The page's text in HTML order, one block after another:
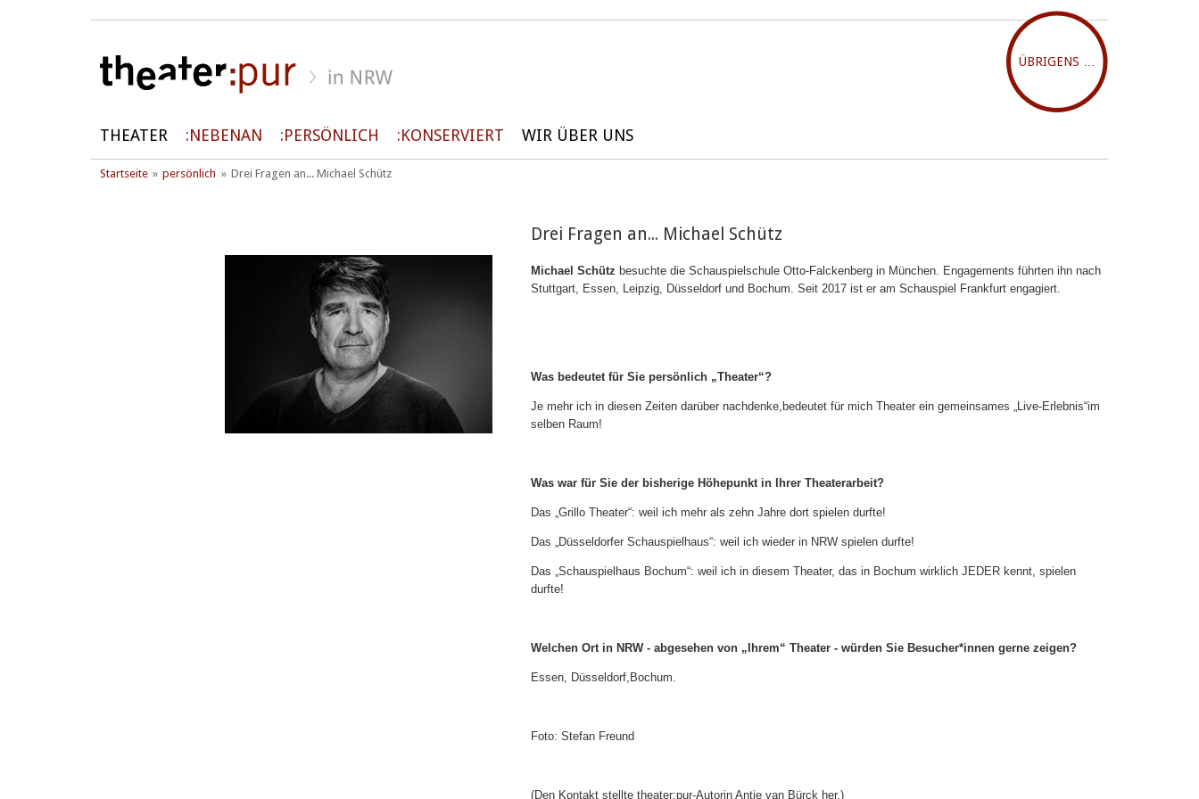
ÜBRIGENS …
THEATER NEBENAN PERSÖNLICH KONSERVIERT WIR ÜBER UNS
Startseite persönlich Drei Fragen an... Michael Schütz
Drei Fragen an... Michael Schütz
Michael Schütz besuchte die Schauspielschule Otto-Falckenberg in München. Engagements führten ihn nach
Stuttgart, Essen, Leipzig, Düsseldorf und Bochum. Seit 2017 ist er am Schauspiel Frankfurt engagiert.
Was bedeutet für Sie persönlich „Theater“?
Je mehr ich in diesen Zeiten darüber nachdenke, bedeutet für mich Theater ein gemeinsames „Live-Erlebnis“im
selben Raum!
Was war für Sie der bisherige Höhepunkt in Ihrer Theaterarbeit?
Das „Grillo Theater“: weil ich mehr als zehn Jahre dort spielen durfte!
Das „Düsseldorfer Schauspielhaus“: weil ich wieder in NRW spielen durfte!
Das „Schauspielhaus Bochum“: weil ich in diesem Theater, das in Bochum wirklich JEDER kennt spielen
durfte!
Welchen Ort in NRW - abgesehen von „Ihrem“ Theater - würden Sie Besucher*innen gerne zeigen?
Essen, Düsseldorf, Bochum.
Foto: Stefan Freund
(Den Kontakt stellte theater:pur-Autorin Antje van Bürck her.)